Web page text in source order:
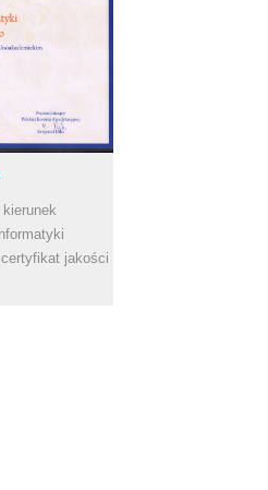
jakości